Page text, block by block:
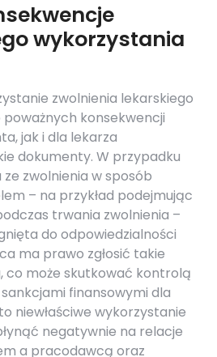
wykorzystania
zwolnienia lekarskiego
konsekwencji
jak i dla lekarza
dokumenty. W przypadku
zwolnienia w sposób
– na przykład podejmując
trwania zwolnienia –
do odpowiedzialności
ma prawo zgłosić takie
co może skutkować kontrolą
finansowymi dla
niewłaściwe wykorzystanie
negatywnie na relacje
a pracodawcą oraz